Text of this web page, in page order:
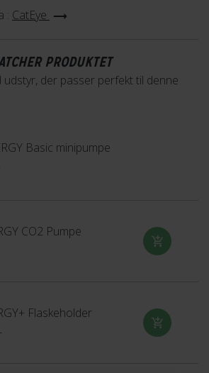
: CatEye
PRODUKTET
udstyr, der passer perfekt til denne
Basic minipumpe
CO2 Pumpe
Flaskeholder